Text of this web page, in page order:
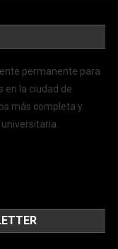
permanente para
en la ciudad de
más completa y